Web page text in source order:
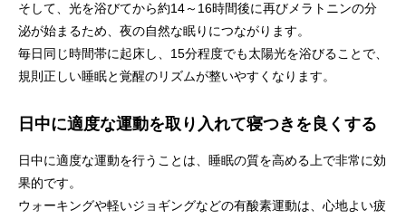
そして、光を浴びてから約14～16時間後に再びメラトニンの分
泌が始まるため、夜の自然な眠りにつながります。
毎日同じ時間帯に起床し、15分程度でも太陽光を浴びることで、
規則正しい睡眠と覚醒のリズムが整いやすくなります。
日中に適度な運動を取り入れて寝つきを良くする
日中に適度な運動を行うことは、睡眠の質を高める上で非常に効
果的です。
ウォーキングや軽いジョギングなどの有酸素運動は、心地よい疲